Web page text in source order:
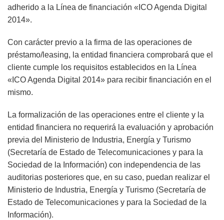
adherido a la Línea de financiación «ICO Agenda Digital
2014».
Con carácter previo a la firma de las operaciones de
préstamo/leasing, la entidad financiera comprobará que el
cliente cumple los requisitos establecidos en la Línea
«ICO Agenda Digital 2014» para recibir financiación en el
mismo.
La formalización de las operaciones entre el cliente y la
entidad financiera no requerirá la evaluación y aprobación
previa del Ministerio de Industria, Energía y Turismo
(Secretaría de Estado de Telecomunicaciones y para la
Sociedad de la Información) con independencia de las
auditorias posteriores que, en su caso, puedan realizar el
Ministerio de Industria, Energía y Turismo (Secretaría de
Estado de Telecomunicaciones y para la Sociedad de la
Información).